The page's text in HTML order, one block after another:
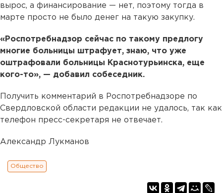
вырос, а финансирование — нет, поэтому тогда в
марте просто не было денег на такую закупку.
«Роспотребнадзор сейчас по такому предлогу
многие больницы штрафует, знаю, что уже
оштрафовали больницы Краснотурьинска, еще
кого-то», — добавил собеседник.
Получить комментарий в Роспотребнадзоре по
Свердловской области редакции не удалось, так как
телефон пресс-секретаря не отвечает.
Александр Лукманов
Общество